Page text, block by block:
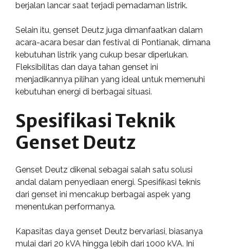
berjalan lancar saat terjadi pemadaman listrik.
Selain itu, genset Deutz juga dimanfaatkan dalam
acara-acara besar dan festival di Pontianak, dimana
kebutuhan listrik yang cukup besar diperlukan.
Fleksibilitas dan daya tahan genset ini
menjadikannya pilihan yang ideal untuk memenuhi
kebutuhan energi di berbagai situasi.
Spesifikasi Teknik
Genset Deutz
Genset Deutz dikenal sebagai salah satu solusi
andal dalam penyediaan energi. Spesifikasi teknis
dari genset ini mencakup berbagai aspek yang
menentukan performanya.
Kapasitas daya genset Deutz bervariasi, biasanya
mulai dari 20 kVA hingga lebih dari 1000 kVA. Ini